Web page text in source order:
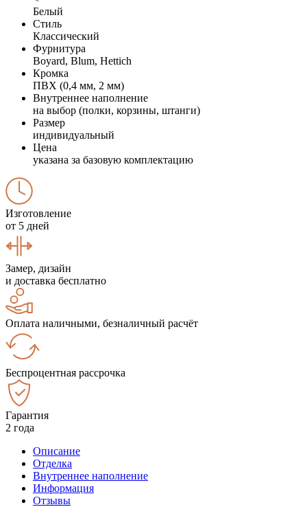
Белый
Стиль
Классический
Фурнитура
Boyard, Blum, Hettich
Кромка
ПВХ (0,4 мм, 2 мм)
Внутреннее наполнение
на выбор (полки, корзины, штанги)
Размер
индивидуальный
Цена
указана за базовую комплектацию
Изготовление
от 5 дней
Замер, дизайн
и доставка бесплатно
Оплата наличными, безналичный расчёт
Беспроцентная рассрочка
Гарантия
2 года
Описание
Отделка
Внутреннее наполнение
Информация
Отзывы